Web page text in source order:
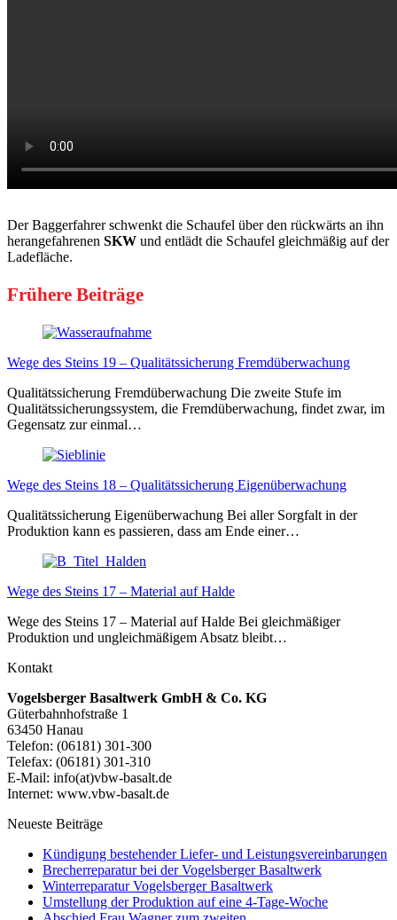
Der Baggerfahrer schwenkt die Schaufel über den rückwärts an ihn
herangefahrenen SKW und entlädt die Schaufel gleichmäßig auf der
Ladefläche.
Frühere Beiträge
Wege des Steins 19 – Qualitätssicherung Fremdüberwachung
Qualitätssicherung Fremdüberwachung Die zweite Stufe im
Qualitätssicherungssystem, die Fremdüberwachung, findet zwar, im
Gegensatz zur einmal…
Wege des Steins 18 – Qualitätssicherung Eigenüberwachung
Qualitätssicherung Eigenüberwachung Bei aller Sorgfalt in der
Produktion kann es passieren, dass am Ende einer…
Wege des Steins 17 – Material auf Halde
Wege des Steins 17 – Material auf Halde Bei gleichmäßiger
Produktion und ungleichmäßigem Absatz bleibt…
Kontakt
Vogelsberger Basaltwerk GmbH & Co. KG
Güterbahnhofstraße 1
63450 Hanau
Telefon: (06181) 301-300
Telefax: (06181) 301-310
E-Mail: info(at)vbw-basalt.de
Internet: www.vbw-basalt.de
Neueste Beiträge
Kündigung bestehender Liefer- und Leistungsvereinbarungen
Brecherreparatur bei der Vogelsberger Basaltwerk
Winterreparatur Vogelsberger Basaltwerk
Umstellung der Produktion auf eine 4-Tage-Woche